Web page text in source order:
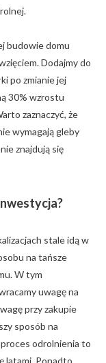
budowie domu
Dodajmy do
po zmianie jej
30% wzrostu
zaznaczyć, że
wymagają gleby
znajdują się
stale idą w
na tańsze
W tym
uwagę na
przy zakupie
sposób na
odrolnienia to
latami. Ponadto,